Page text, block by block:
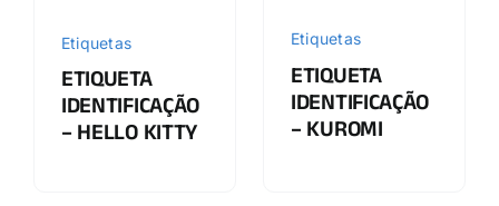
Etiquetas
ETIQUETA
IDENTIFICAÇÃO
– HELLO KITTY
Etiquetas
ETIQUETA
IDENTIFICAÇÃO
– KUROMI